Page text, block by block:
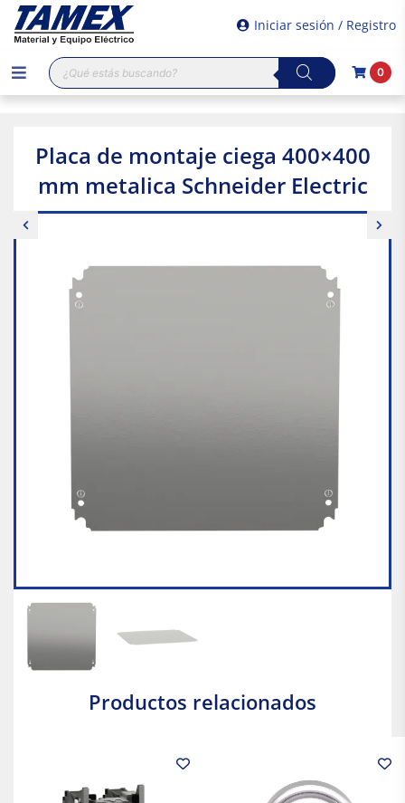
Iniciar sesión / Registro
Búsqueda
de
productos
0
Placa de montaje ciega 400×400
mm metalica Schneider Electric
Productos relacionados